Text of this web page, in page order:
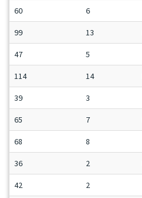
60 6
99 13
47 5
114 14
39 3
65 7
68 8
36 2
42 2